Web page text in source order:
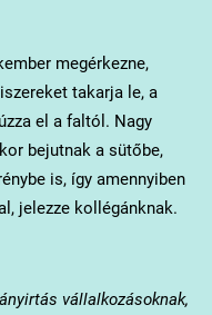
megérkezne,
takarja le, a
el a faltól. Nagy
bejutnak a sütőbe,
is, így amennyiben
jelezze kollégánknak.
vállalkozásoknak,